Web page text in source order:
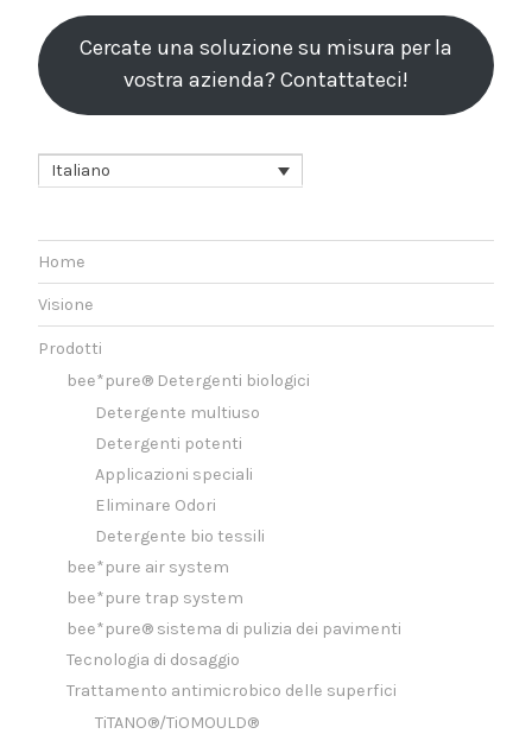
Cercate una soluzione su misura per la
vostra azienda? Contattateci!
Italiano
Home
Visione
Prodotti
bee*pure® Detergenti biologici
Detergente multiuso
Detergenti potenti
Applicazioni speciali
Eliminare Odori
Detergente bio tessili
bee*pure air system
bee*pure trap system
bee*pure® sistema di pulizia dei pavimenti
Tecnologia di dosaggio
Trattamento antimicrobico delle superfici
TiTANO®/TiOMOULD®